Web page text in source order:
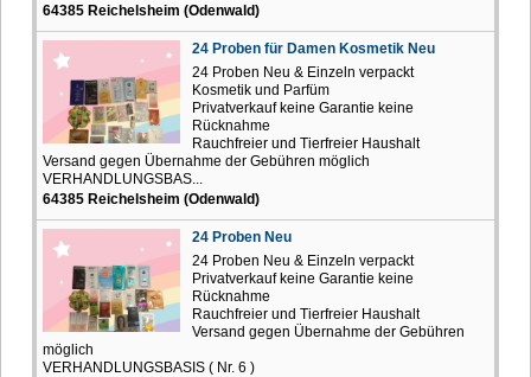
64385 Reichelsheim (Odenwald)
24 Proben für Damen Kosmetik Neu
24 Proben Neu & Einzeln verpackt
Kosmetik und Parfüm
Privatverkauf keine Garantie keine
Rücknahme
Rauchfreier und Tierfreier Haushalt
Versand gegen Übernahme der Gebühren möglich
VERHANDLUNGSBAS...
64385 Reichelsheim (Odenwald)
24 Proben Neu
24 Proben Neu & Einzeln verpackt
Privatverkauf keine Garantie keine
Rücknahme
Rauchfreier und Tierfreier Haushalt
Versand gegen Übernahme der Gebühren
möglich
VERHANDLUNGSBASIS ( Nr. 6 )